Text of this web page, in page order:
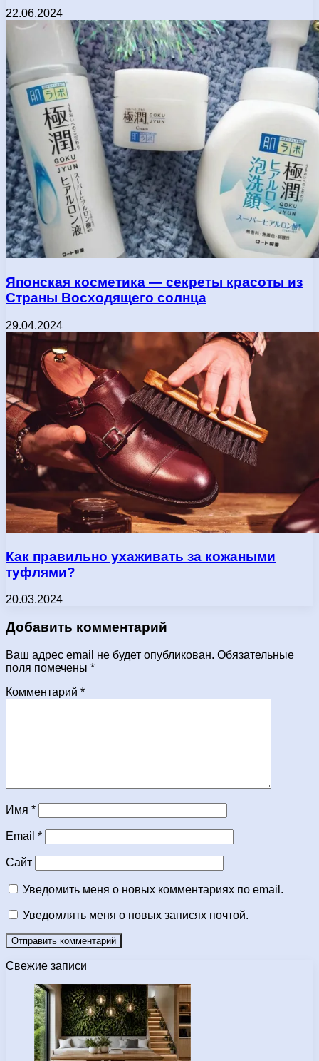
22.06.2024
Японская косметика — секреты красоты из
Страны Восходящего солнца
29.04.2024
Как правильно ухаживать за кожаными
туфлями?
20.03.2024
Добавить комментарий
Ваш адрес email не будет опубликован. Обязательные
поля помечены *
Комментарий *
Имя *
Email *
Сайт
Уведомить меня о новых комментариях по email.
Уведомлять меня о новых записях почтой.
Свежие записи